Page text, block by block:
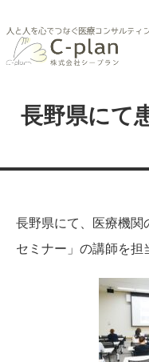
長野県にて
長野県にて、医療機関
セミナー」の講師を担